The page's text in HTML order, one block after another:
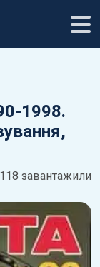
1998.
118 завантажили